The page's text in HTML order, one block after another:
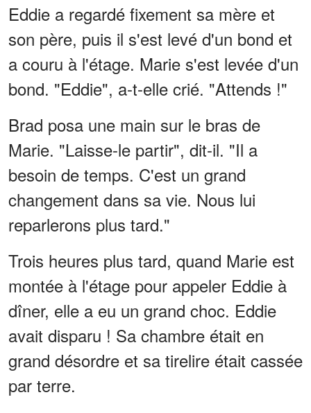
Eddie a regardé fixement sa mère et
son père, puis il s'est levé d'un bond et
a couru à l'étage. Marie s'est levée d'un
bond. "Eddie", a-t-elle crié. "Attends !"
Brad posa une main sur le bras de
Marie. "Laisse-le partir", dit-il. "Il a
besoin de temps. C'est un grand
changement dans sa vie. Nous lui
reparlerons plus tard."
Trois heures plus tard, quand Marie est
montée à l'étage pour appeler Eddie à
dîner, elle a eu un grand choc. Eddie
avait disparu ! Sa chambre était en
grand désordre et sa tirelire était cassée
par terre.